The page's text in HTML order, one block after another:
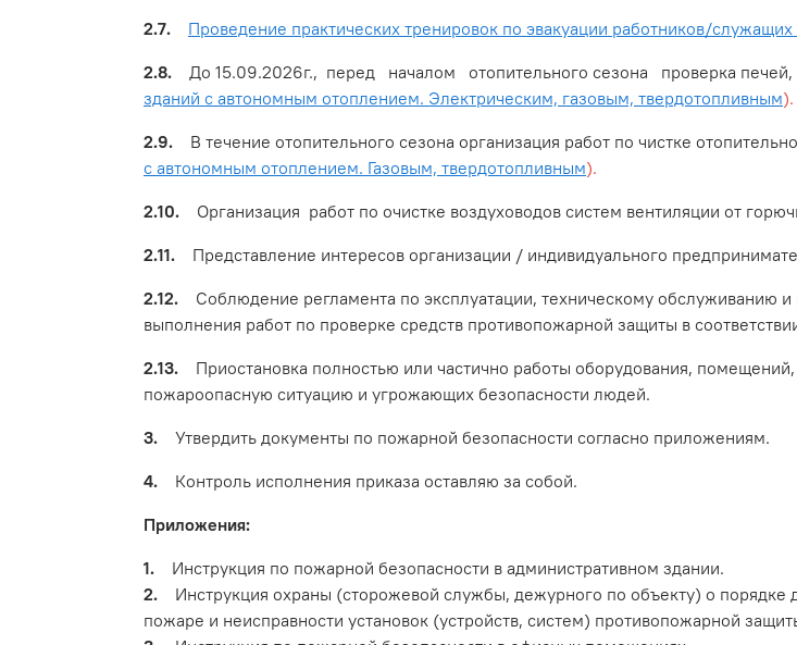
2.7.
Проведение практических тренировок по эвакуации работников/
2.8. До 15.09.2026г., перед началом отопительного сезона проверка печей,
зданий с автономным отоплением. Электрическим, газовым, твердотопливным).
2.9. В течение отопительного сезона организация работ по чистке
с автономным отоплением. Газовым, твердотопливным).
2.10. Организация работ по очистке воздуховодов систем вентиляции от
2.11. Представление интересов организации / индивидуального
2.12. Соблюдение регламента по эксплуатации, техническому обслуживанию
выполнения работ по проверке средств противопожарной защиты в
2.13. Приостановка полностью или частично работы оборудования,
пожароопасную ситуацию и угрожающих безопасности людей.
3. Утвердить документы по пожарной безопасности согласно приложениям.
4. Контроль исполнения приказа оставляю за собой.
Приложения:
1. Инструкция по пожарной безопасности в административном здании.
2. Инструкция охраны (сторожевой службы, дежурного по объекту) о порядке
пожаре и неисправности установок (устройств, систем) противопожарной